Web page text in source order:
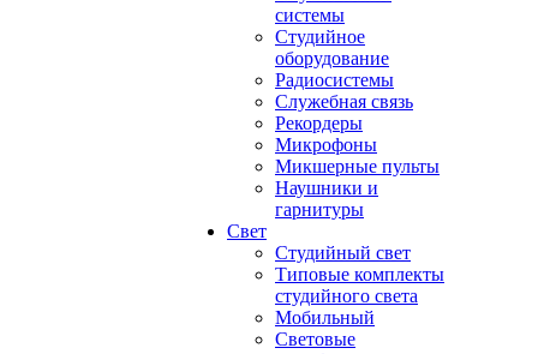
системы
Студийное
оборудование
Радиосистемы
Служебная связь
Рекордеры
Микрофоны
Микшерные пульты
Наушники и
гарнитуры
Свет
Студийный свет
Типовые комплекты
студийного света
Мобильный
Световые